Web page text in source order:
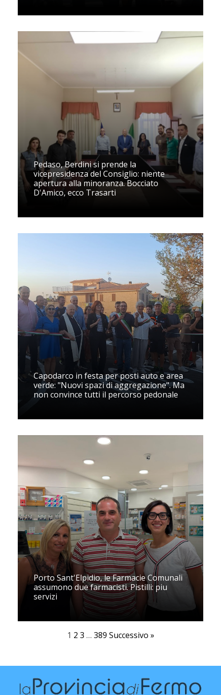
Pedaso, Berdini si prende la
vicepresidenza del Consiglio: niente
apertura alla minoranza. Bocciato
D'Amico, ecco Trasarti
Capodarco in festa per posti auto e area
verde: "Nuovi spazi di aggregazione". Ma
non convince tutti il percorso pedonale
Porto Sant'Elpidio, le Farmacie Comunali
assumono due farmacisti. Pistilli: piu
servizi
1 2 3 … 389 Successivo »